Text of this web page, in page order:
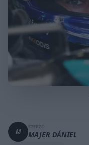
M MAJER DÁNIEL